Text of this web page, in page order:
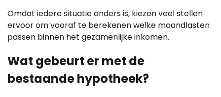
Omdat iedere situatie anders is, kiezen veel stellen
ervoor om vooraf te berekenen welke maandlasten
passen binnen het gezamenlijke inkomen.
Wat gebeurt er met de
bestaande hypotheek?